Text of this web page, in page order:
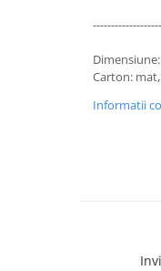
Carton:
Informatii